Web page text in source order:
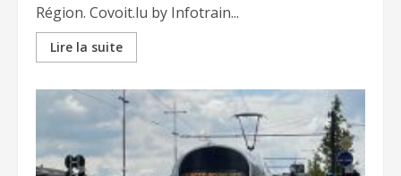
Région. Covoit.lu by Infotrain...
Lire la suite